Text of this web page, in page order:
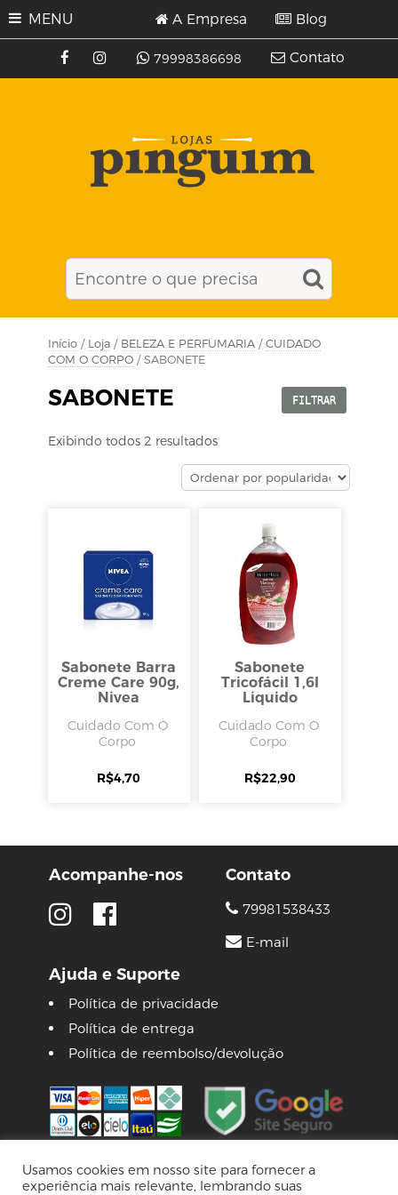
MENU
79998386698
A Empresa Blog
Contato
Início / Loja / BELEZA E PERFUMARIA / CUIDADO
COM O CORPO / SABONETE
SABONETE FILTRAR
Exibindo todos 2 resultados
Sabonete Barra
Creme Care 90g,
Nivea
Cuidado Com O
Corpo
R$4,70
Sabonete
Tricofácil 1,6l
Liquido
Cuidado Com O
Corpo
R$22,90
Acompanhe-nos
Ajuda e Suporte
Política de privacidade
Política de entrega
Política de reembolso/devolução
Contato
79981538433
E-mail
© 2026 Lojas Pinguim
Usamos cookies em nosso site para fornecer a
experiência mais relevante, lembrando suas